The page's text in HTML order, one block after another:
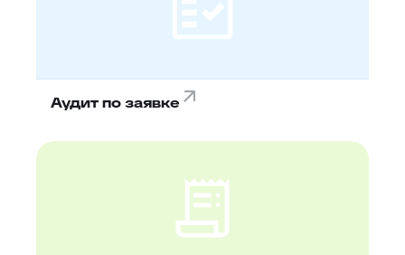
Аудит по заявке